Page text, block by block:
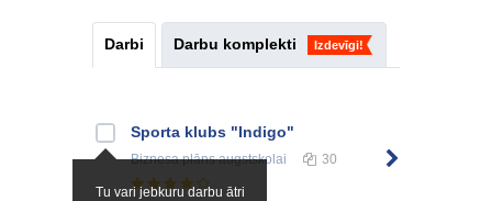
Darbi Darbu komplekti Izdevīgi!
Tu vari jebkuru darbu ātri
Sporta klubs "Indigo"
Biznesa plānsaugstskolai 30